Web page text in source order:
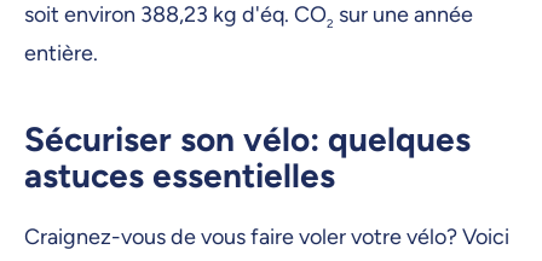
soit environ 388,23 kg d'éq. CO2 sur une année
entière.
Sécuriser son vélo: quelques
astuces essentielles
Craignez-vous de vous faire voler votre vélo? Voici